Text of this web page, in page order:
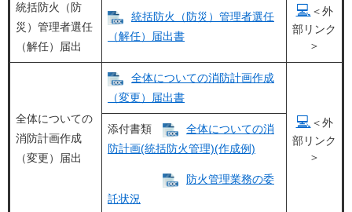
統括防火（防
災）管理者選任
（解任）届出
統括防火（防災）管理者選任
（解任）届出書
💻 ＜外
部リンク
＞
全体についての
消防計画作成
（変更）届出
全体についての消防計画作成
（変更）届出書
💻 ＜外
部リンク
＞
添付書類
全体についての消
防計画(統括防火管理)(作成例)
防火管理業務の委
託状況